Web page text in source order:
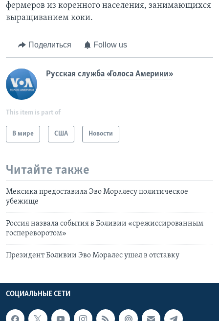
фермеров из коренного населения, занимающихся
выращиванием коки.
Поделиться Follow us
Русская служба «Голоса Америки»
This item is part of
В мире США Новости
Читайте также
Мексика предоставила Эво Моралесу политическое
убежище
Россия назвала события в Боливии «срежиссированным
госпереворотом»
Президент Боливии Эво Моралес ушел в отставку
СОЦИАЛЬНЫЕ СЕТИ